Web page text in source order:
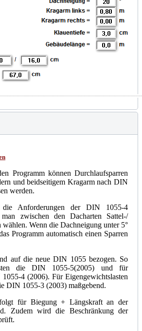
Programm können Durchlaufsparren
und beidseitigem Kragarm nach DIN
werden.
Anforderungen der DIN 1055-4
zwischen den Dacharten Sattel-/
Wenn die Dachneigung unter 5°
Programm automatisch einen Sparren
auf die neue DIN 1055 bezogen. So
die DIN 1055-5(2005) und für
4 (2006). Für Eigengewichtslasten
DIN 1055-3 (2003) maßgebend.
für Biegung + Längskraft an der
Zudem wird die Beschränkung der